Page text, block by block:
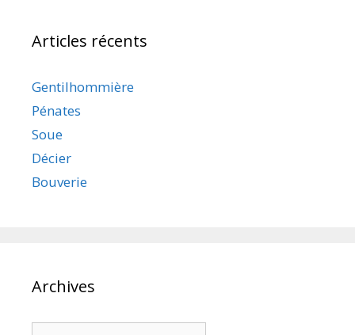
Articles récents
Gentilhommière
Pénates
Soue
Décier
Bouverie
Archives